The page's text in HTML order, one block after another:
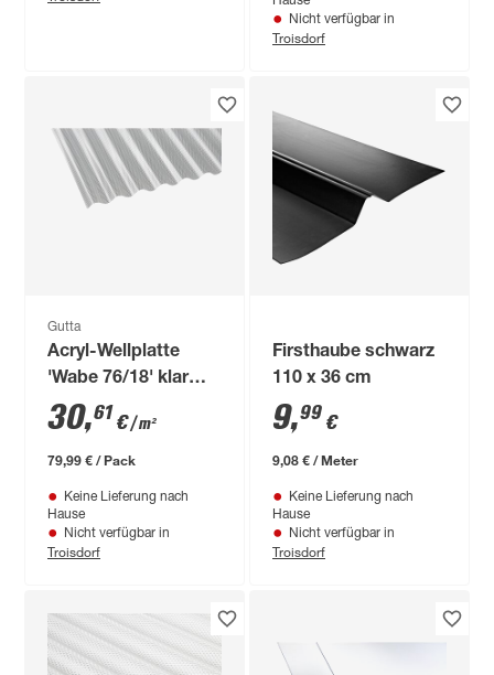
Nicht verfügbar in
Troisdorf
Gutta
Acryl-Wellplatte
'Wabe 76/18' klar
200 x 104,5 x 0,3 cm
30,61€/ m²
79,99 € / Pack
Keine Lieferung nach
Hause
Nicht verfügbar in
Troisdorf
Firsthaube schwarz
110 x 36 cm
9,99 €
9,08 € / Meter
Keine Lieferung nach
Hause
Nicht verfügbar in
Troisdorf